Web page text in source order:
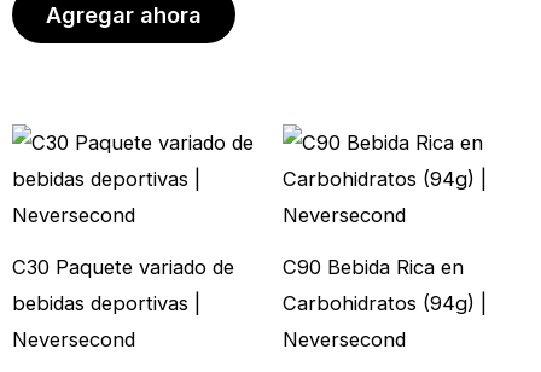
Agregar ahora
C30 Paquete variado de
bebidas deportivas |
Neversecond
Rango
de
$9,50
hasta
Este
producto
C90 Bebida Rica en
Carbohidratos (94g) |
Neversecond